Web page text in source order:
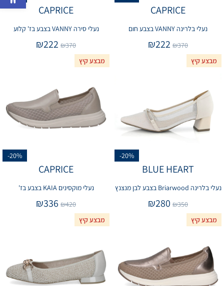
CAPRICE
נעלי בלרינה VANNY בצבע חום
₪370
₪222
CAPRICE
נעלי סירה VANNY בצבע בז' קלוע
₪370
₪222
מבצע קיץ
-20%
BLUE HEART
נעלי בלרינה Briarwood בצבע לבן מנצנץ
₪350
₪280
מבצע קיץ
-20%
CAPRICE
נעלי מוקסינים KAIA בצבע בז'
₪420
₪336
מבצע קיץ מבצע קיץ